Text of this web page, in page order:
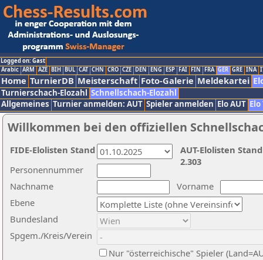
Logged on: Gast
Arabic ARM AZE BIH BUL CAT CHN CRO CZE DEN ENG ESP FAI FIN FRA GER GRE INA
Home TurnierDB Meisterschaft Foto-Galerie Meldekartei
Turnierschach-Elozahl Schnellschach-Elozahl
Allgemeines Turnier anmelden: AUT Spieler anmelden Elo AUT
Willkommen bei den offiziellen
Nachname
Vorname
Ebene
Personennummer
Bundesland
Spgem./Kreis/Verein
Nur "österreichische" Spieler
AUT-Elolisten
2.303
FIDE-Elolisten Stand